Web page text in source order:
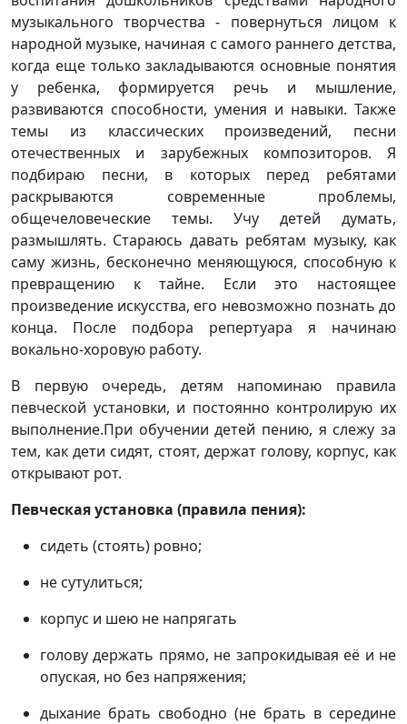
музыкального творчества - повернуться лицом к
народной музыке, начиная с самого раннего детства,
когда еще только закладываются основные понятия
у ребенка, формируется речь и мышление,
развиваются способности, умения и навыки. Также
темы из классических произведений, песни
отечественных и зарубежных композиторов. Я
подбираю песни, в которых перед ребятами
раскрываются современные проблемы,
общечеловеческие темы. Учу детей думать,
размышлять. Стараюсь давать ребятам музыку, как
саму жизнь, бесконечно меняющуюся, способную к
превращению к тайне. Если это настоящее
произведение искусства, его невозможно познать до
конца. После подбора репертуара я начинаю
вокально-хоровую работу.
В первую очередь, детям напоминаю правила
певческой установки, и постоянно контролирую их
выполнение.При обучении детей пению, я слежу за
тем, как дети сидят, стоят, держат голову, корпус, как
открывают рот.
Певческая установка (правила пения):
сидеть (стоять) ровно;
не сутулиться;
корпус и шею не напрягать
голову держать прямо, не запрокидывая её и не
опуская, но без напряжения;
дыхание брать свободно (не брать в середине